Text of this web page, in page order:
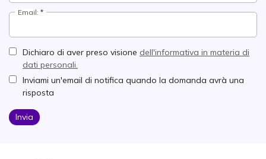
Email:
Dichiaro di aver preso visione dell'informativa in materia di
dati personali.
Inviami un'email di notifica quando la domanda avrà una
risposta
Invia